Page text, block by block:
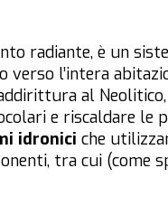
radiante, è un
l’intera
al Neolitico,
e riscaldare le
idronici che
tra cui (come